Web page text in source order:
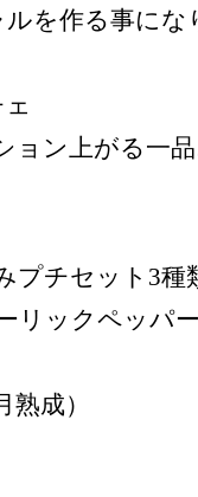
を作る事にな
ョン上がる一品
プチセット3種
リックペッパ
成）